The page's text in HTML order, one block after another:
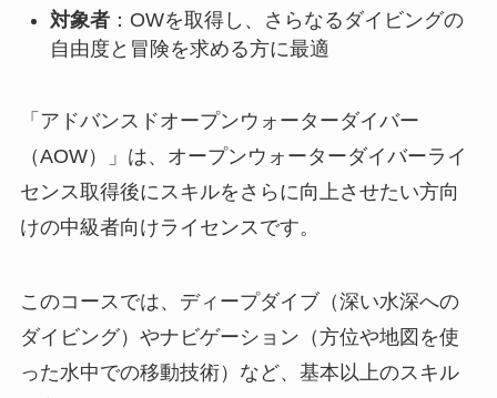
対象者：OWを取得し、さらなるダイビングの
自由度と冒険を求める方に最適
「アドバンスドオープンウォーターダイバー
（AOW）」は、オープンウォーターダイバーライ
センス取得後にスキルをさらに向上させたい方向
けの中級者向けライセンスです。
このコースでは、ディープダイブ（深い水深への
ダイビング）やナビゲーション（方位や地図を使
った水中での移動技術）など、基本以上のスキル